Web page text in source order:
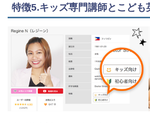
特徴5.キッズ専門講師とこども